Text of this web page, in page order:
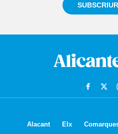
Alacant Elx